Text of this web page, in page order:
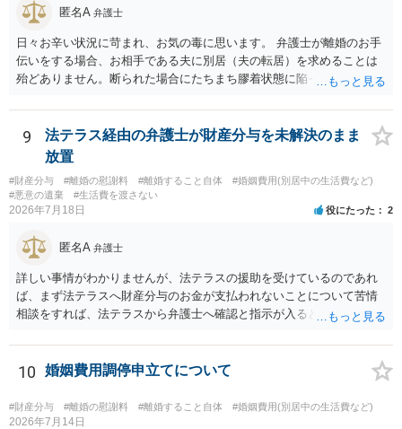
匿名A 弁護士
日々お辛い状況に苛まれ、お気の毒に思います。 弁護士が離婚のお手
伝いをする場合、お相手である夫に別居（夫の転居）を求めることは
殆どありません。断られた場合にたちまち膠着状態に陥ってしまうの
高いためです。 実務的には、ご相談者さまが転居する形で離婚協議等
を進める選択を採らざるを得ないことが圧倒的多数です。
9
法テラス経由の弁護士が財産分与を未解決のまま
放置
#財産分与 #離婚の慰謝料 #離婚すること自体
#婚姻費用(別居中の生活費など)
#悪意の遺棄
#生活費を渡さない
2026年7月18日 役にたった 2
匿名A 弁護士
詳しい事情がわかりませんが、法テラスの援助を受けているのであれ
ば、まず法テラスへ財産分与のお金が支払われないことについて苦情
相談をすれば、法テラスから弁護士へ確認と指示が入ると思います。
す。
10 婚姻費用調停申立てについて
#財産分与 #離婚の慰謝料 #離婚すること自体 #婚姻費用(別居中の生活費など)
2026年7月14日